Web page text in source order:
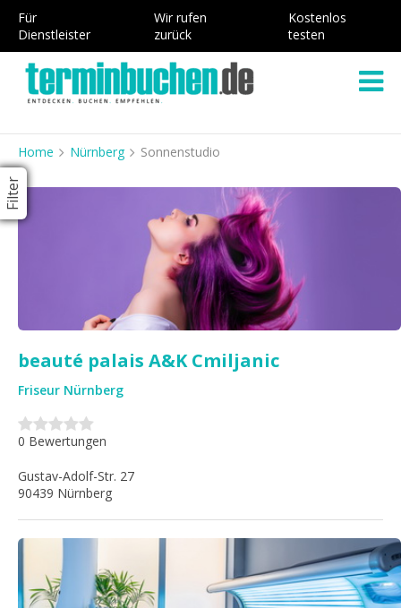
Für
Dienstleister
Wir rufen
zurück
Kostenlos
testen
Home Nürnberg Sonnenstudio
Filter
beauté palais A&K Cmiljanic
Friseur Nürnberg
Gustav-Adolf-Str. 27
90439 Nürnberg
0 Bewertungen